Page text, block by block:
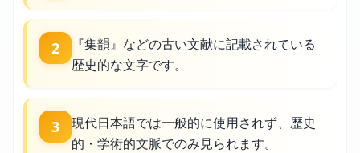
2
『集韻』などの古い文献に記載されている
歴史的な文字です。
3
現代日本語では一般的に使用されず、歴史
的・学術的文脈でのみ見られます。